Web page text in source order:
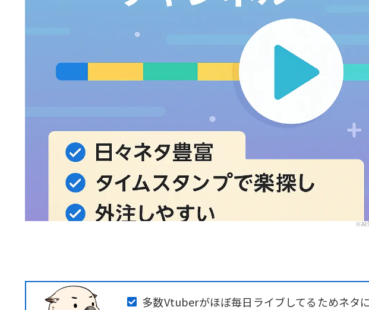
※AI
多数Vtuberがほぼ毎日ライブしてるためネタ